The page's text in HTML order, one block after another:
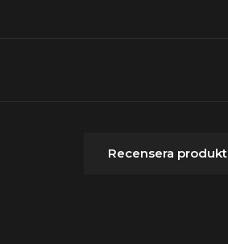
Recensera produkt